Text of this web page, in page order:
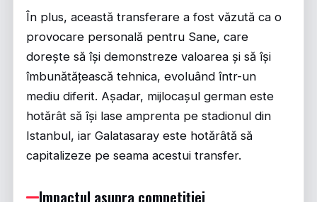
În plus, această transferare a fost văzută ca o
provocare personală pentru Sane, care
dorește să își demonstreze valoarea și să își
îmbunătățească tehnica, evoluând într-un
mediu diferit. Așadar, mijlocașul german este
hotărât să își lase amprenta pe stadionul din
Istanbul, iar Galatasaray este hotărâtă să
capitalizeze pe seama acestui transfer.
Impactul asupra competiției